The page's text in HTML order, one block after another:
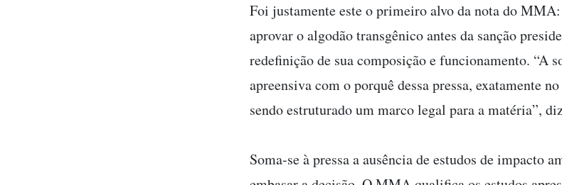
Foi justamente este o primeiro alvo da nota do
aprovar o algodão transgênico antes da sanção
redefinição de sua composição e funcionamento. “A
apreensiva com o porquê dessa pressa, exatamente
sendo estruturado um marco legal para a matéria”,
Soma-se à pressa a ausência de estudos de impacto